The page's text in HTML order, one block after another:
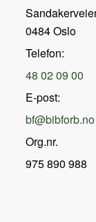
0484 Oslo
Telefon:
48 02 09 00
E-post:
bf@bibforb.no
Org.nr.
975 890 988